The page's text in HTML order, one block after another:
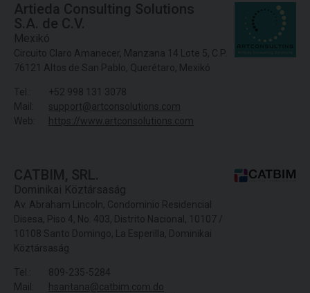
Artieda Consulting Solutions
S.A. de C.V.
Mexikó
Circuito Claro Amanecer, Manzana 14 Lote 5, C.P.
76121 Altos de San Pablo, Querétaro, Mexikó
Tel.:
+52 998 131 3078
Mail:
support@artconsolutions.com
Web:
https://www.artconsolutions.com
CATBIM, SRL.
Dominikai Köztársaság
Av. Abraham Lincoln, Condominio Residencial
Disesa, Piso 4, No. 403, Distrito Nacional, 10107 /
10108 Santo Domingo, La Esperilla, Dominikai
Köztársaság
Tel.:
809-235-5284
Mail:
hsantana@catbim.com.do